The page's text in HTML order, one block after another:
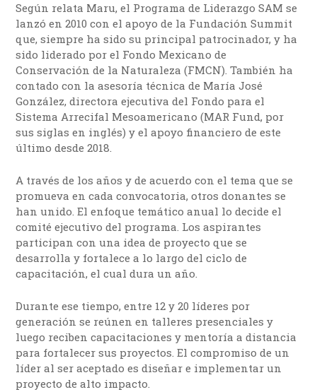
Según relata Maru, el Programa de Liderazgo SAM se
lanzó en 2010 con el apoyo de la Fundación Summit
que, siempre ha sido su principal patrocinador, y ha
sido liderado por el Fondo Mexicano de
Conservación de la Naturaleza (FMCN). También ha
contado con la asesoría técnica de María José
González, directora ejecutiva del Fondo para el
Sistema Arrecifal Mesoamericano (MAR Fund, por
sus siglas en inglés) y el apoyo financiero de este
último desde 2018.
A través de los años y de acuerdo con el tema que se
promueva en cada convocatoria, otros donantes se
han unido. El enfoque temático anual lo decide el
comité ejecutivo del programa. Los aspirantes
participan con una idea de proyecto que se
desarrolla y fortalece a lo largo del ciclo de
capacitación, el cual dura un año.
Durante ese tiempo, entre 12 y 20 líderes por
generación se reúnen en talleres presenciales y
luego reciben capacitaciones y mentoría a distancia
para fortalecer sus proyectos. El compromiso de un
líder al ser aceptado es diseñar e implementar un
proyecto de alto impacto.